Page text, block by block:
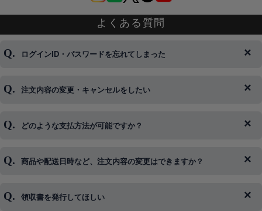
よくある質問
ログインID・パスワードを忘れてしまった
◆下記ページより、ログインIDの変更が可能です。
注文内容の変更・キャンセルをしたい
◆即日発送を行なっている関係上、午後以降のご連絡やキャンセル
※発送後、発送準備が完了しお手続きが間に合わない場合は変更、
どのような支払方法が可能ですか？
◆代金引換・クレジットカード・携帯キャリア決済・おねだり決
商品や配送日時など、注文内容の変更はできますか？
◆商品発送前の変更は承っております。
領収書を発行してほしい